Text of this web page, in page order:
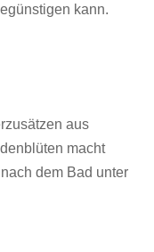
kann.
aus
macht
dem Bad unter